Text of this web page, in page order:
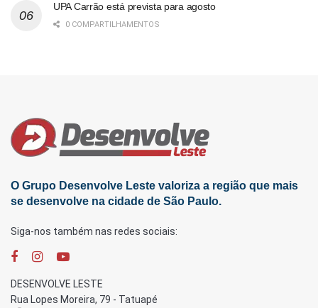
UPA Carrão está prevista para agosto
0 COMPARTILHAMENTOS
O Grupo Desenvolve Leste valoriza a região que mais
se desenvolve na cidade de São Paulo.
Siga-nos também nas redes sociais:
DESENVOLVE LESTE
Rua Lopes Moreira, 79 - Tatuapé